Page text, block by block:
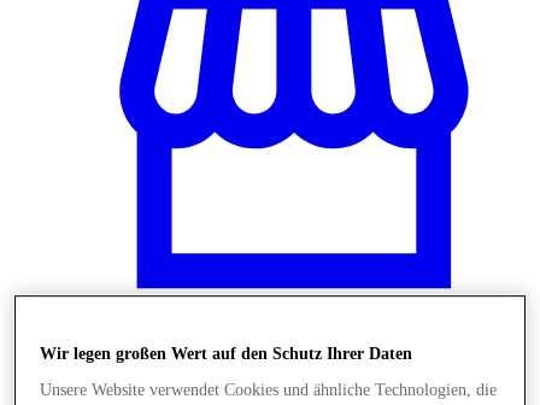
Stores
Wir legen großen Wert auf den Schutz Ihrer Daten
Unsere Website verwendet Cookies und ähnliche Technologien, die